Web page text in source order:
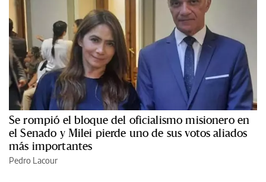
Se rompió el bloque del oficialismo misionero en
el Senado y Milei pierde uno de sus votos aliados
más importantes
Pedro Lacour